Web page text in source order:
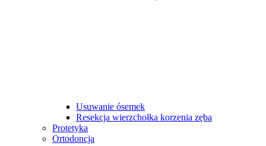
Usuwanie ósemek
Resekcja wierzchołka korzenia zęba
Protetyka
Ortodoncja